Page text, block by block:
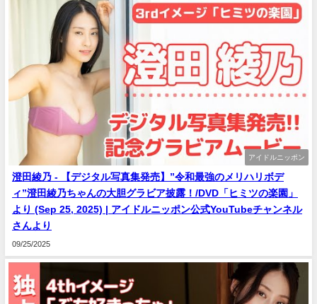
アイドルニッポン
澄田綾乃 - 【デジタル写真集発売】”令和最強のメリハリボデ
ィ”澄田綾乃ちゃんの大胆グラビア披露！/DVD「ヒミツの楽園」
より (Sep 25, 2025) | アイドルニッポン公式YouTubeチャンネル
さんより
09/25/2025